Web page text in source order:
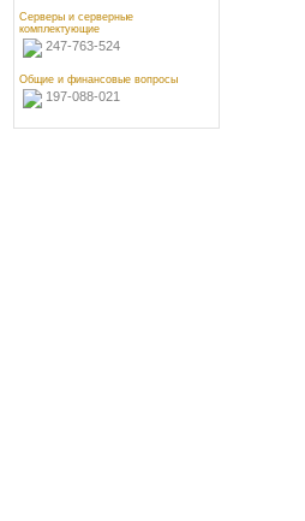
Серверы и серверные
комплектующие
247-763-524
Общие и финансовые вопросы
197-088-021